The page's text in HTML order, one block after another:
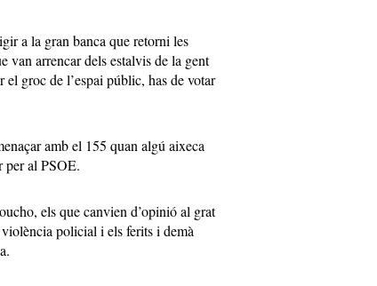
a la gran banca que retorni les
van arrencar dels estalvis de la gent
el groc de l’espai públic, has de votar
amb el 155 quan algú aixeca
per al PSOE.
els que canvien d’opinió al grat
policial i els ferits i demà